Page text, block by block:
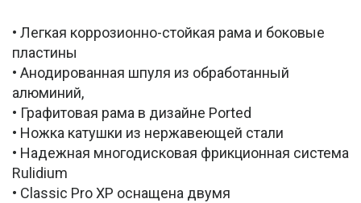
• Легкая коррозионно-стойкая рама и боковые
пластины
• Анодированная шпуля из обработанный
алюминий,
• Графитовая рама в дизайне Ported
• Ножка катушки из нержавеющей стали
• Надежная многодисковая фрикционная система
Rulidium
• Classic Pro XP оснащена двумя